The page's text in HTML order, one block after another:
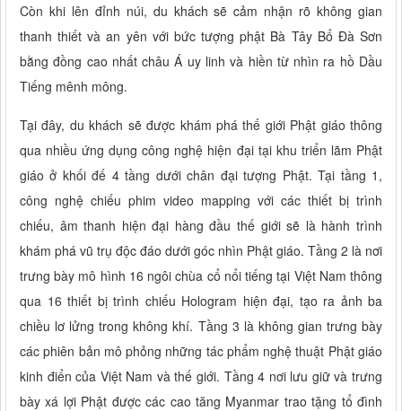
Còn khi lên đỉnh núi, du khách sẽ cảm nhận rõ không gian
thanh thiết và an yên với bức tượng phật Bà Tây Bổ Đà Sơn
bằng đồng cao nhất châu Á uy linh và hiền từ nhìn ra hồ Dầu
Tiếng mênh mông.
Tại đây, du khách sẽ được khám phá thế giới Phật giáo thông
qua nhiều ứng dụng công nghệ hiện đại tại khu triển lãm Phật
giáo ở khối đế 4 tầng dưới chân đại tượng Phật. Tại tầng 1,
công nghệ chiếu phim video mapping với các thiết bị trình
chiếu, âm thanh hiện đại hàng đầu thế giới sẽ là hành trình
khám phá vũ trụ độc đáo dưới góc nhìn Phật giáo. Tầng 2 là nơi
trưng bày mô hình 16 ngôi chùa cổ nổi tiếng tại Việt Nam thông
qua 16 thiết bị trình chiếu Hologram hiện đại, tạo ra ảnh ba
chiều lơ lửng trong không khí. Tầng 3 là không gian trưng bày
các phiên bản mô phỏng những tác phẩm nghệ thuật Phật giáo
kinh điển của Việt Nam và thế giới. Tầng 4 nơi lưu giữ và trưng
bày xá lợi Phật được các cao tăng Myanmar trao tặng tổ đình